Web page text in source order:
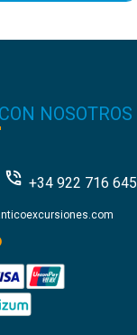
CON NOSOTROS
+34 922 716 645